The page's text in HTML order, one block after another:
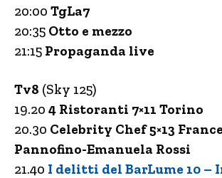
20:00 TgLa7
20:35 Otto e mezzo
21:15 Propaganda live
Tv8 (Sky 125)
19.20 4 Ristoranti 7×11 Torino
20.30 Celebrity Chef 5×13
Pannofino-Emanuela Rossi
21.40 I delitti del BarLume 10 –